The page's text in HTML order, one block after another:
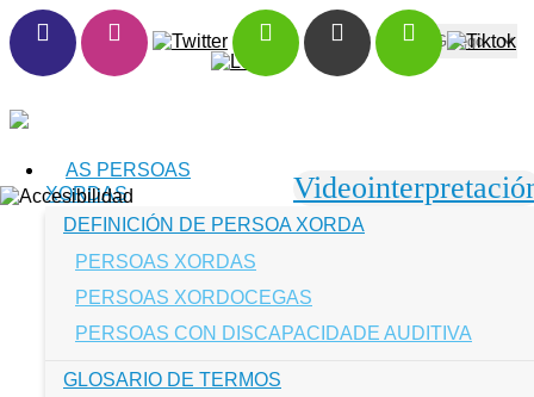
AS PERSOAS
XORDAS
DEFINICIÓN DE PERSOA XORDA
PERSOAS XORDAS
PERSOAS XORDOCEGAS
PERSOAS CON DISCAPACIDADE AUDITIVA
GLOSARIO DE TERMOS